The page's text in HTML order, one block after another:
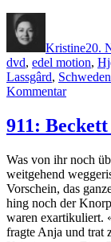
Kristine20.
dvd, edel motion,
Lassgârd, Schweden
Kommentarzu
Sebastian
des
Todes
1
(DVD)
911:
Was von ihr noch
weitgehend
Vorschein, das
hing noch der
waren exartikuliert.
fragte Anja und trat